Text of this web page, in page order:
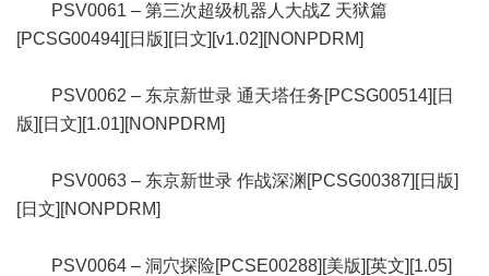
PSV0061 – 第三次超级机器人大战Z 天狱篇
[PCSG00494][日版][日文][v1.02][NONPDRM]
PSV0062 – 东京新世录 通天塔任务[PCSG00514][日
版][日文][1.01][NONPDRM]
PSV0063 – 东京新世录 作战深渊[PCSG00387][日版]
[日文][NONPDRM]
PSV0064 – 洞穴探险[PCSE00288][美版][英文][1.05]